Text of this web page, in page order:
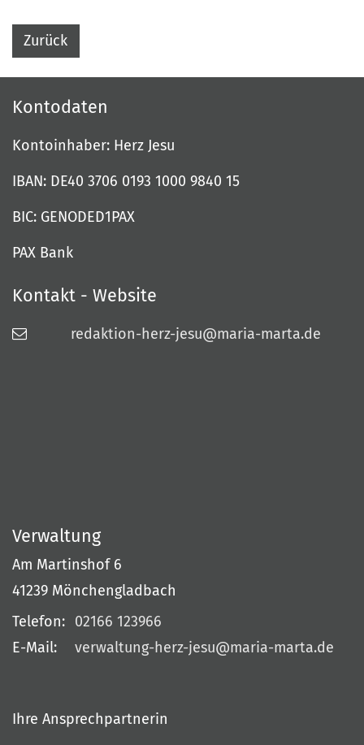
Zurück
Kontodaten
Kontoinhaber: Herz Jesu
IBAN: DE40 3706 0193 1000 9840 15
BIC: GENODED1PAX
PAX Bank
Kontakt - Website
redaktion-herz-jesu@maria-marta.de
Verwaltung
Am Martinshof 6
41239 Mönchengladbach
Telefon: 02166 123966
E-Mail:
verwaltung-herz-jesu@maria-marta.de
Ihre Ansprechpartnerin